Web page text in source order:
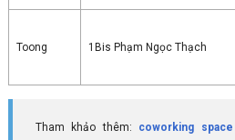
Toong 1Bis Phạm Ngọc Thạch
Tham khảo thêm: coworking